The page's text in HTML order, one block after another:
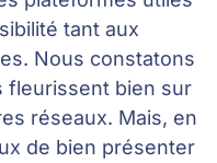
tant aux
Nous constatons
fleurissent bien sur
réseaux. Mais, en
de bien présenter